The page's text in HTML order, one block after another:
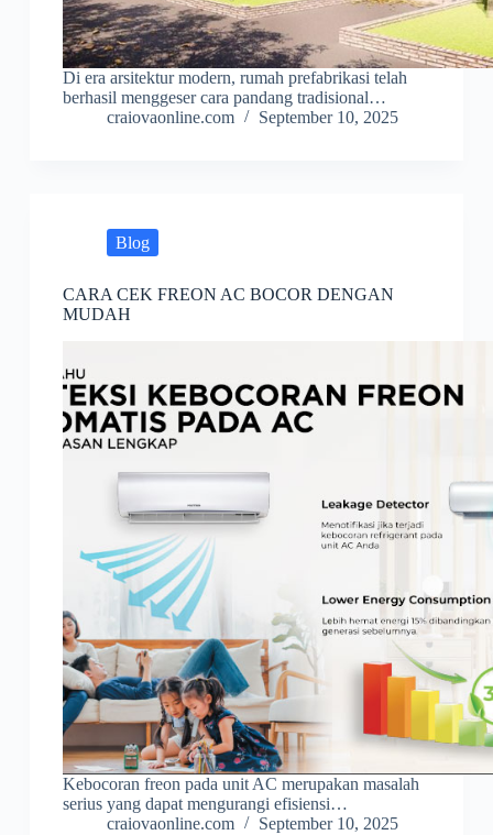
Di era arsitektur modern, rumah prefabrikasi telah
berhasil menggeser cara pandang tradisional…
craiovaonline.com
September 10, 2025
Blog
CARA CEK FREON AC BOCOR DENGAN
MUDAH
Kebocoran freon pada unit AC merupakan masalah
serius yang dapat mengurangi efisiensi…
craiovaonline.com
September 10, 2025